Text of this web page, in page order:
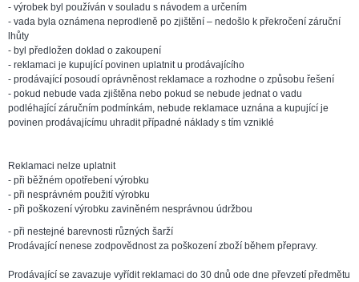
- výrobek byl používán v souladu s návodem a určením
- vada byla oznámena neprodleně po zjištění – nedošlo k překročení záruční
lhůty
- byl předložen doklad o zakoupení
- reklamaci je kupující povinen uplatnit u prodávajícího
- prodávající posoudí oprávněnost reklamace a rozhodne o způsobu řešení
- pokud nebude vada zjištěna nebo pokud se nebude jednat o vadu
podléhající záručním podmínkám, nebude reklamace uznána a kupující je
povinen prodávajícímu uhradit případné náklady s tím vzniklé
Reklamaci nelze uplatnit
- při běžném opotřebení výrobku
- při nesprávném použití výrobku
- při poškození výrobku zaviněném nesprávnou údržbou
- při nestejné barevnosti různých šarží
Prodávající nenese zodpovědnost za poškození zboží během přepravy.
Prodávající se zavazuje vyřídit reklamaci do 30 dnů ode dne převzetí předmětu